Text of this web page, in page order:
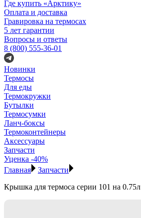
Где купить «Арктику»
Оплата и доставка
Гравировка на термосах
5 лет гарантии
Вопросы и ответы
8 (800) 555-36-01
Новинки
Термосы
Для еды
Термокружки
Бутылки
Термосумки
Ланч-боксы
Термоконтейнеры
Аксессуары
Запчасти
Уценка -40%
Главная
Запчасти
Крышка для термоса серии 101 на 0.75л